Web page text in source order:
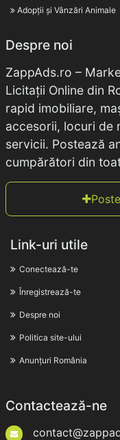
Adopții și Vânzări Animale
Despre noi
ZappAds.ro –
Licitații Online din
rapid imobiliare,
accesorii, locuri de
servicii. Postează
cumpărători din
Link-uri utile
Conectează-te
Înregistrează-te
Despre noi
Politica site-ului
Anunțuri România
Contactează-ne